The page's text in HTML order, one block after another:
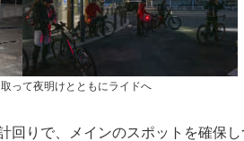
って夜明けとともにライドへ
回りで、メインのスポットを確保し